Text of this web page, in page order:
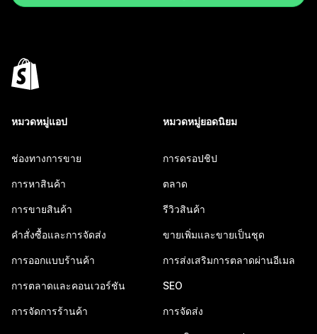
หมวดหมู่แอป
ช่องทางการขาย
การหาสินค้า
การขายสินค้า
คำสั่งซื้อและการจัดส่ง
การออกแบบร้านค้า
การตลาดและคอนเวอร์ชัน
การจัดการร้านค้า
หมวดหมู่ยอดนิยม
การดรอปชิป
ตลาด
รีวิวสินค้า
ขายเพิ่มและขายเป็นชุด
การส่งเสริมการตลาดผ่านอีเมล
SEO
การจัดส่ง